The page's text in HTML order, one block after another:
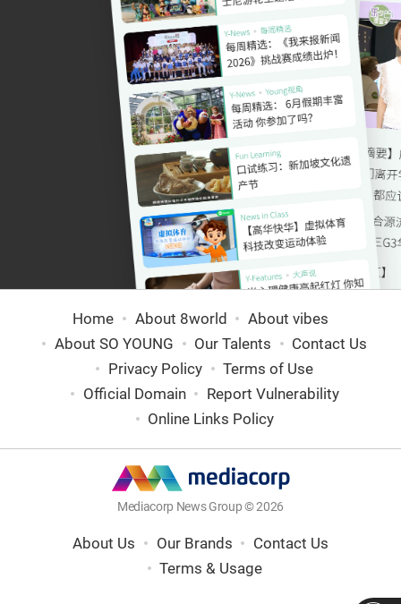
Home About 8world
About vibes
About SO YOUNG
Our Talents
Contact Us
Privacy Policy
Terms of Use
Official Domain
Report Vulnerability
Online Links Policy
Mediacorp News Group © 2026
About Us Our Brands
Contact Us
Terms & Usage